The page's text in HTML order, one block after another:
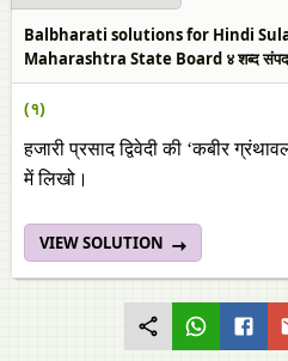
Balbharati solutions for Hindi
Maharashtra State Board ४ शब्द
(१)
हजारी प्रसाद द्विवेदी की ‘कबीर
में लिखो।
VIEW SOLUTION